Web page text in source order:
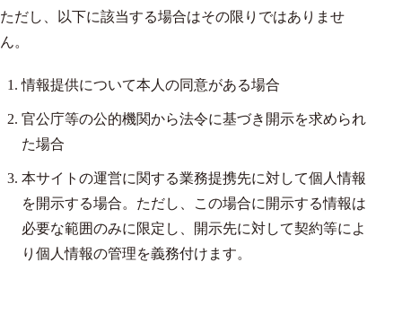
ただし、以下に該当する場合はその限りではありませ
ん。
情報提供について本人の同意がある場合
官公庁等の公的機関から法令に基づき開示を求められ
た場合
本サイトの運営に関する業務提携先に対して個人情報
を開示する場合。ただし、この場合に開示する情報は
必要な範囲のみに限定し、開示先に対して契約等によ
り個人情報の管理を義務付けます。